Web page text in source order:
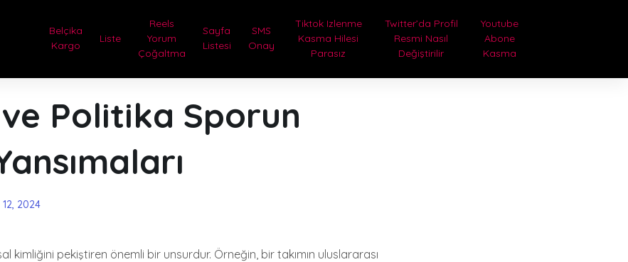
Belçika
Kargo
Liste
Reels
Yorum
Çoğaltma
Sayfa
Listesi
SMS
Onay
Tiktok Izlenme
Kasma Hilesi
Parasız
Twitter’da Profil
Resmi Nasıl
Değiştirilir
Youtube
Abone
Kasma
Politika Sporun
2024
kimliğini pekiştiren önemli bir unsurdur. Örneğin, bir takımın uluslararası